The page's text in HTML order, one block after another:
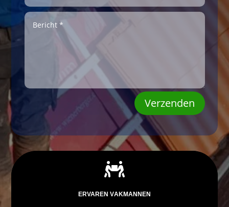
Verzenden

ERVAREN VAKMANNEN